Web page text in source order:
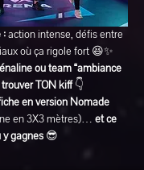
: action intense, défis entre
où ça rigole fort 😆✨
ou team “ambiance
TON kiff 👇
en version Nomade
en 3X3 mètres)… et ce
y gagnes 😎